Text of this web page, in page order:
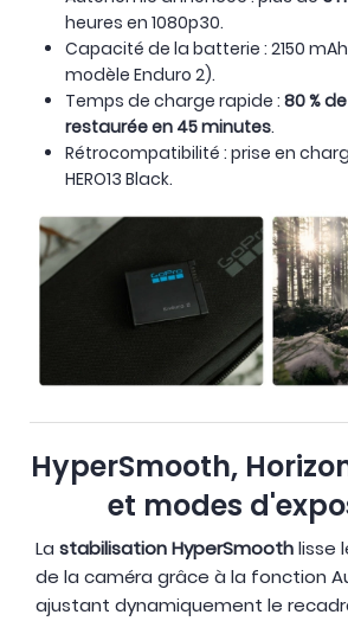
heures en 1080p30.
Capacité de la batterie : 2150
modèle Enduro 2).
Temps de charge rapide : 80 %
restaurée en 45 minutes.
Rétrocompatibilité : prise en
HERO13 Black.
HyperSmooth,
et modes
La stabilisation HyperSmoothlisse
de la caméra grâce à la fonction
ajustant dynamiquement le